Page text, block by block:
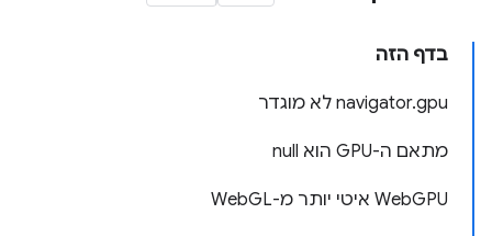
בדף הזה
‫navigator.gpu לא מוגדר
מתאם ה-GPU הוא null
‫WebGPU איטי יותר מ-WebGL